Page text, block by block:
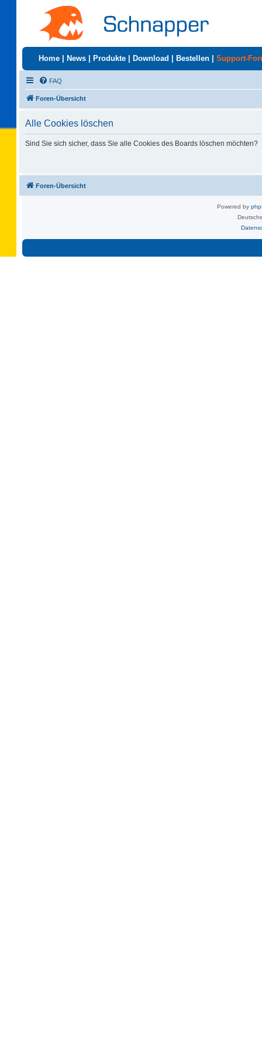
Home News Produkte Download Bestellen Support-
FAQ
Foren-Übersicht
Alle Cookies löschen
Sind Sie sich sicher, dass Sie alle Cookies des Boards löschen möchten?
Foren-Übersicht
Powered by